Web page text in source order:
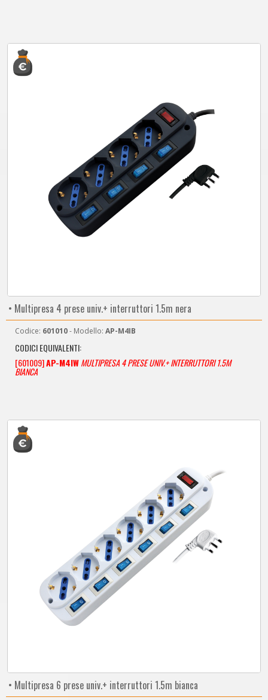
• Multipresa 4 prese univ.+ interruttori 1.5m nera
Codice: 601010- Modello: AP-M4IB
CODICI EQUIVALENTI:
[601009]AP-M4IWMULTIPRESA 4 PRESE UNIV.+ INTERRUTTORI 1.5M
BIANCA
• Multipresa 6 prese univ.+ interruttori 1.5m bianca